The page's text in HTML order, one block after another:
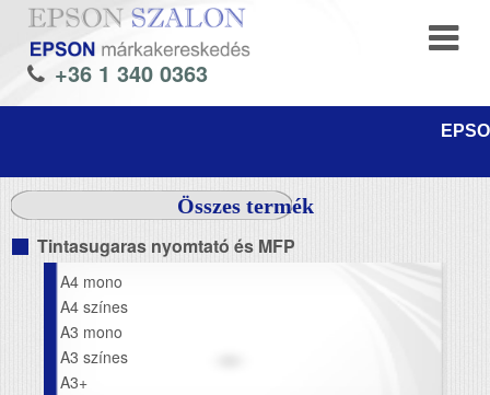
+36 1 340 0363
Összes termék
Tintasugaras nyomtató és MFP
A4 mono
A4 színes
A3 mono
A3 színes
A3+